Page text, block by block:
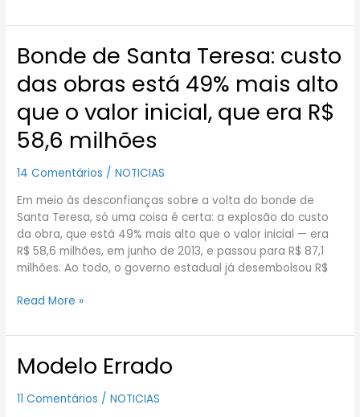
Bonde de Santa Teresa: custo
das obras está 49% mais alto
que o valor inicial, que era R$
58,6 milhões
14 Comentários /NOTICIAS
Em meio às desconfianças sobre a volta do bonde de
Santa Teresa, só uma coisa é certa: a explosão do custo
da obra, que está 49% mais alto que o valor inicial — era
R$ 58,6 milhões, em junho de 2013, e passou para R$ 87,1
milhões. Ao todo, o governo estadual já desembolsou R$
Bonde
de
Santa
custo
das
obras
está
mais
alto
que
o
valor
que
R$
milhões
Read More »
Modelo Errado
11 Comentários /NOTICIAS
Modelo
Errado